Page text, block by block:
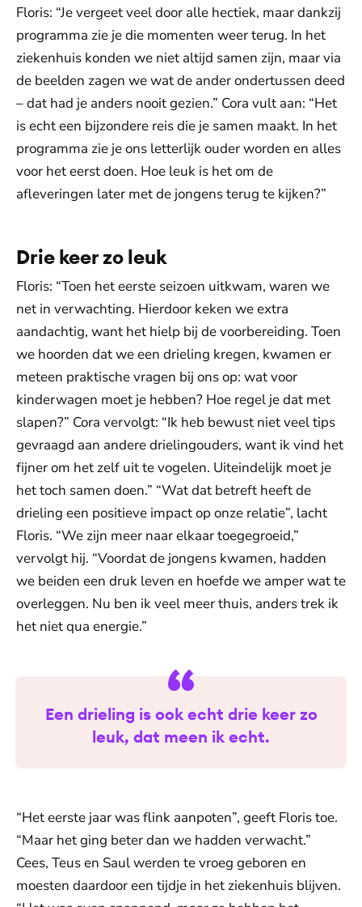
Floris: “Je vergeet veel door alle hectiek, maar dankzij
programma zie je die momenten weer terug. In het
ziekenhuis konden we niet altijd samen zijn, maar via
de beelden zagen we wat de ander ondertussen deed
– dat had je anders nooit gezien.” Cora vult aan: “Het
is echt een bijzondere reis die je samen maakt. In het
programma zie je ons letterlijk ouder worden en alles
voor het eerst doen. Hoe leuk is het om de
afleveringen later met de jongens terug te kijken?”
Drie keer zo leuk
Floris: “Toen het eerste seizoen uitkwam, waren we
net in verwachting. Hierdoor keken we extra
aandachtig, want het hielp bij de voorbereiding. Toen
we hoorden dat we een drieling kregen, kwamen er
meteen praktische vragen bij ons op: wat voor
kinderwagen moet je hebben? Hoe regel je dat met
slapen?” Cora vervolgt: “Ik heb bewust niet veel tips
gevraagd aan andere drielingouders, want ik vind het
fijner om het zelf uit te vogelen. Uiteindelijk moet je
het toch samen doen.” “Wat dat betreft heeft de
drieling een positieve impact op onze relatie”, lacht
Floris. “We zijn meer naar elkaar toegegroeid,”
vervolgt hij. “Voordat de jongens kwamen, hadden
we beiden een druk leven en hoefde we amper wat te
overleggen. Nu ben ik veel meer thuis, anders trek ik
het niet qua energie.”
Een drieling is ook echt drie keer zo
leuk, dat meen ik echt.
“Het eerste jaar was flink aanpoten”, geeft Floris toe.
“Maar het ging beter dan we hadden verwacht.”
Cees, Teus en Saul werden te vroeg geboren en
moesten daardoor een tijdje in het ziekenhuis blijven.